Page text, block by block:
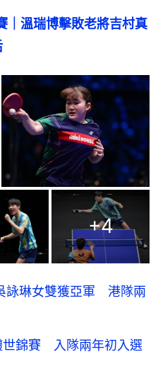
｜溫瑞博擊敗老將吉村真
+4
詠琳女雙獲亞軍 港隊兩
世錦賽 入隊兩年初入選